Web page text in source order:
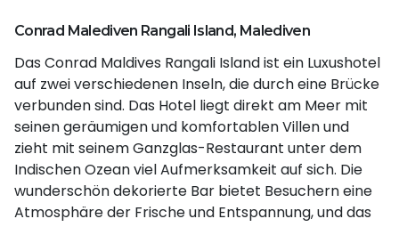
Conrad Malediven Rangali Island, Malediven
Das Conrad Maldives Rangali Island ist ein Luxushotel
auf zwei verschiedenen Inseln, die durch eine Brücke
verbunden sind. Das Hotel liegt direkt am Meer mit
seinen geräumigen und komfortablen Villen und
zieht mit seinem Ganzglas-Restaurant unter dem
Indischen Ozean viel Aufmerksamkeit auf sich. Die
wunderschön dekorierte Bar bietet Besuchern eine
Atmosphäre der Frische und Entspannung, und das